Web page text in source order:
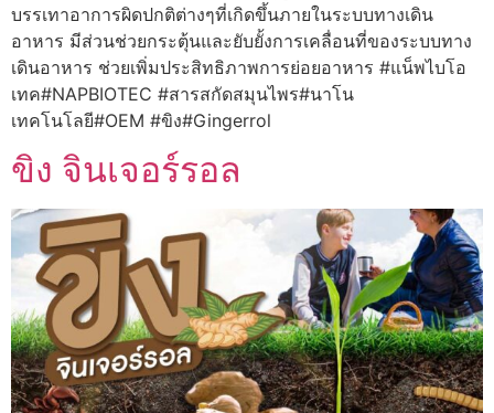
บรรเทาอาการผิดปกติต่างๆที่เกิดขึ้นภายในระบบทางเดิน
อาหาร มีส่วนช่วยกระตุ้นและยับยั้งการเคลื่อนที่ของระบบทาง
เดินอาหาร ช่วยเพิ่มประสิทธิภาพการย่อยอาหาร #แน็พไบโอ
เทค#NAPBIOTEC #สารสกัดสมุนไพร#นาโน
เทคโนโลยี#OEM #ขิง#Gingerrol
ขิง จินเจอร์รอล